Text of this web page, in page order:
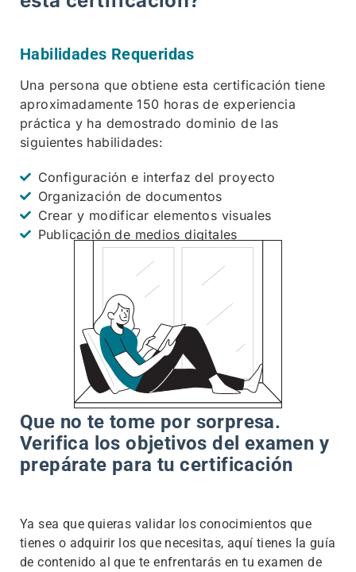
Habilidades Requeridas
Una persona que obtiene esta certificación tiene
aproximadamente 150 horas de experiencia
práctica y ha demostrado dominio de las
siguientes habilidades:
Configuración e interfaz del proyecto
Organización de documentos
Crear y modificar elementos visuales
Publicación de medios digitales
Que no te tome por sorpresa.
Verifica los objetivos del examen y
prepárate para tu certificación
Ya sea que quieras validar los conocimientos que
tienes o adquirir los que necesitas, aquí tienes la guía
de contenido al que te enfrentarás en tu examen de